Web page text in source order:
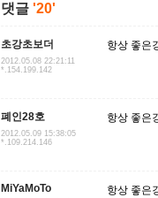
댓글 '20'
초강초보더
2012.05.08 22:21:11
*.154.199.142
항상 좋은
폐인28호
2012.05.09 15:38:05
*.109.214.146
항상 좋은
MiYaMoTo 항상 좋은